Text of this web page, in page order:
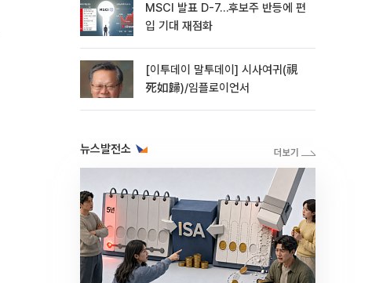
MSCI 발표 D-7…후보주 반등에 편
입 기대 재점화
[이투데이 말투데이] 시사여귀(視
死如歸)/임플로이언서
뉴스발전소